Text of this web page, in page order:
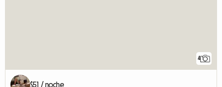
4
$51 / noche